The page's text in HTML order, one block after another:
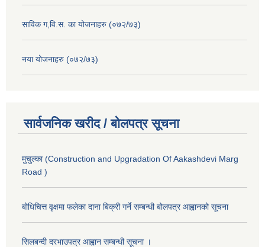
साविक ग,वि.स. का योजनाहरु (०७२/७३)
नया योजनाहरु (०७२/७३)
सार्वजनिक खरीद / बोलपत्र सूचना
मुचुल्का (Construction and Upgradation Of Aakashdevi Marg
Road )
बोधिचित्त वृक्षमा फलेका दाना बिक्री गर्ने सम्बन्धी बोलपत्र आह्वानको सूचना
सिलबन्दी दरभाउपत्र आह्वान सम्बन्धी सूचना ।